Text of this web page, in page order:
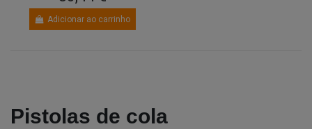
Adicionar ao carrinho
Pistolas de cola